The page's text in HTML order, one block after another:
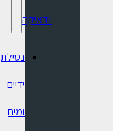
יודאיקה
נטילת
ידיים
ומים